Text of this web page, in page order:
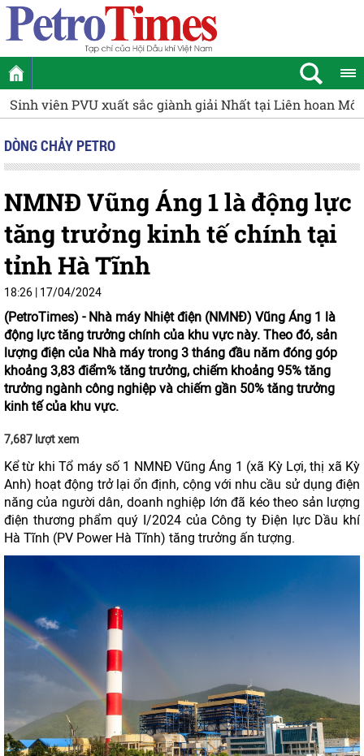
Sinh viên PVU xuất sắc giành giải Nhất tại Liên hoan
DÒNG CHẢY PETRO
NMNĐ Vũng Áng 1 là động lực
tăng trưởng kinh tế chính tại
tỉnh Hà Tĩnh
18:26 | 17/04/2024
(PetroTimes) - Nhà máy Nhiệt điện (NMNĐ) Vũng Áng 1 là
động lực tăng trưởng chính của khu vực này. Theo đó, sản
lượng điện của Nhà máy trong 3 tháng đầu năm đóng góp
khoảng 3,83 điểm% tăng trưởng, chiếm khoảng 95% tăng
trưởng ngành công nghiệp và chiếm gần 50% tăng trưởng
kinh tế của khu vực.
7,687 lượt xem
Kể từ khi Tổ máy số 1 NMNĐ Vũng Áng 1 (xã Kỳ Lợi, thị xã Kỳ
Anh) hoạt động trở lại ổn định, cộng với nhu cầu sử dụng điện
năng của người dân, doanh nghiệp lớn đã kéo theo sản lượng
điện thương phẩm quý I/2024 của Công ty Điện lực Dầu khí
Hà Tĩnh (PV Power Hà Tĩnh) tăng trưởng ấn tượng.